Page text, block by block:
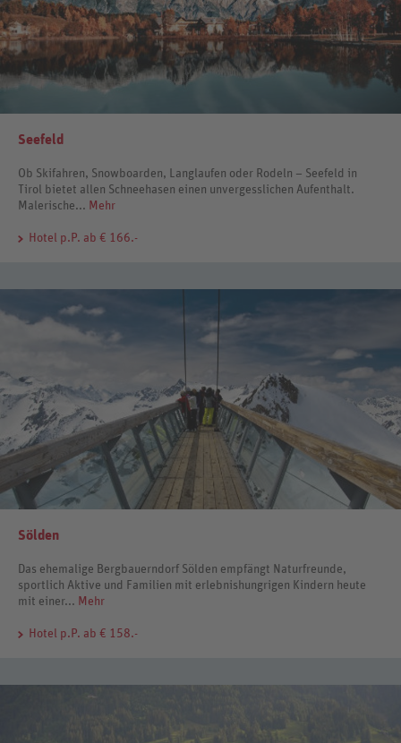
Seefeld
Ob Skifahren, Snowboarden, Langlaufen oder Rodeln – Seefeld in
Tirol bietet allen Schneehasen einen unvergesslichen Aufenthalt.
Malerische... Mehr
Hotel p.P. ab € 166.-
Sölden
Das ehemalige Bergbauerndorf Sölden empfängt Naturfreunde,
sportlich Aktive und Familien mit erlebnishungrigen Kindern heute
mit einer... Mehr
Hotel p.P. ab € 158.-